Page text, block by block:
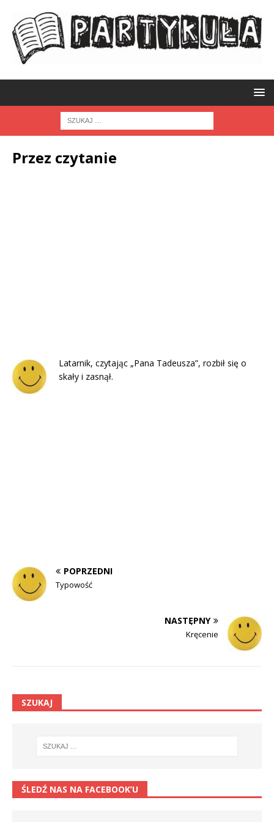
Przez czytanie
Latarnik, czytając „Pana Tadeusza”, rozbił się o
skały i zasnął.
POPRZEDNI
Typowość
NASTĘPNY
Kręcenie
SZUKAJ
ŚLEDŹ NAS NA FACEBOOK’U